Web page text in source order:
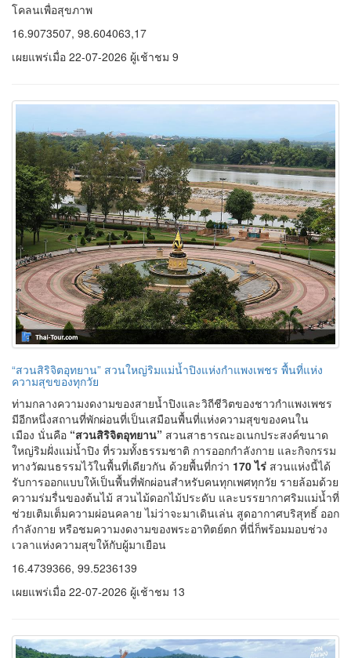
โคลนเพื่อสุขภาพ
16.9073507, 98.604063,17
เผยแพร่เมื่อ 22-07-2026 ผู้เช้าชม 9
“สวนสิริจิตอุทยาน” สวนใหญ่ริมแม่น้ำปิงแห่งกำแพงเพชร พื้นที่แห่ง
ความสุขของทุกวัย
ท่ามกลางความงดงามของสายน้ำปิงและวิถีชีวิตของชาวกำแพงเพชร
มีอีกหนึ่งสถานที่พักผ่อนที่เป็นเสมือนพื้นที่แห่งความสุขของคนใน
เมือง นั่นคือ “สวนสิริจิตอุทยาน” สวนสาธารณะอเนกประสงค์ขนาด
ใหญ่ริมฝั่งแม่น้ำปิง ที่รวมทั้งธรรมชาติ การออกกำลังกาย และกิจกรรม
ทางวัฒนธรรมไว้ในพื้นที่เดียวกัน ด้วยพื้นที่กว่า 170 ไร่ สวนแห่งนี้ได้
รับการออกแบบให้เป็นพื้นที่พักผ่อนสำหรับคนทุกเพศทุกวัย รายล้อมด้วย
ความร่มรื่นของต้นไม้ สวนไม้ดอกไม้ประดับ และบรรยากาศริมแม่น้ำที่
ช่วยเติมเต็มความผ่อนคลาย ไม่ว่าจะมาเดินเล่น สูดอากาศบริสุทธิ์ ออก
กำลังกาย หรือชมความงดงามของพระอาทิตย์ตก ที่นี่ก็พร้อมมอบช่วง
เวลาแห่งความสุขให้กับผู้มาเยือน
16.4739366, 99.5236139
เผยแพร่เมื่อ 22-07-2026 ผู้เช้าชม 13